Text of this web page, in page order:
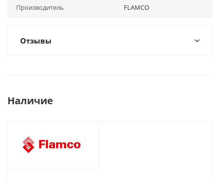
Производитель FLAMCO
Отзывы
Наличие